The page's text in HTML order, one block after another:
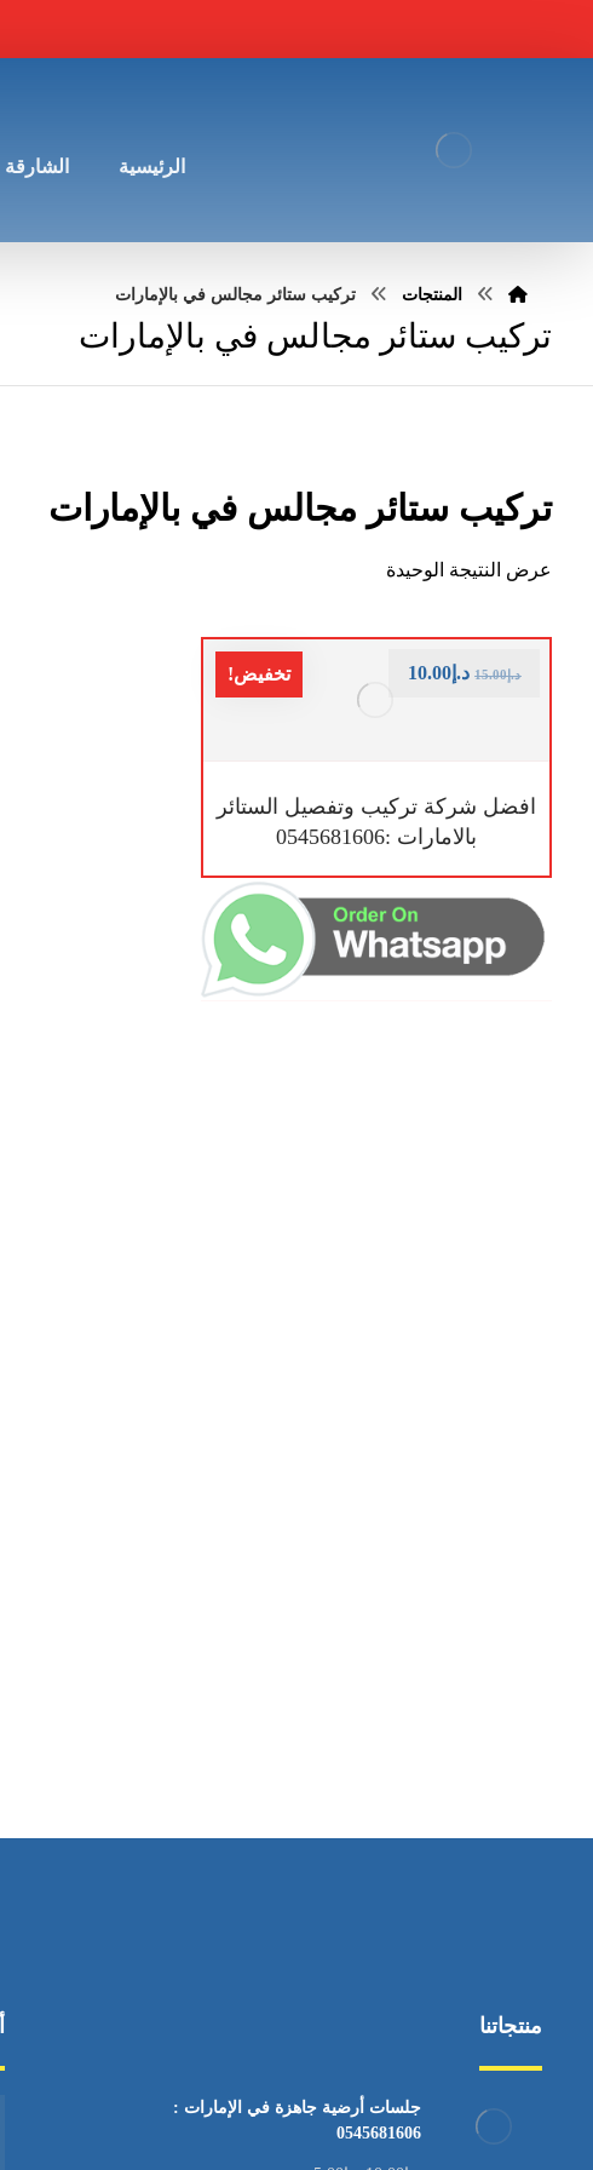
الرئيسية الشارقة
المنتجات تركيب ستائر مجالس في بالإمارات
تركيب ستائر مجالس في بالإمارات
تركيب ستائر مجالس في بالإمارات
عرض النتيجة الوحيدة
تخفيض!
افضل شركة تركيب وتفصيل الستائر
بالامارات :0545681606
د.إ15.00 د.إ 10.00
منتجاتنا
جلسات أرضية جاهزة في الإمارات :
0545681606